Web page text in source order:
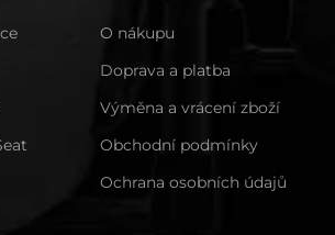
O nákupu
Doprava a platba
Výměna a vrácení zboží
Obchodní podmínky
Ochrana osobních údajů